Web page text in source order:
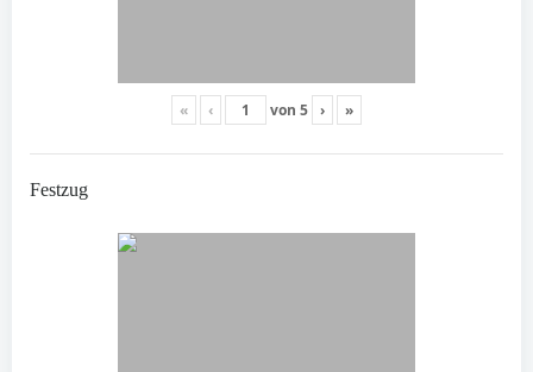
« ‹ von 5 › »
Festzug